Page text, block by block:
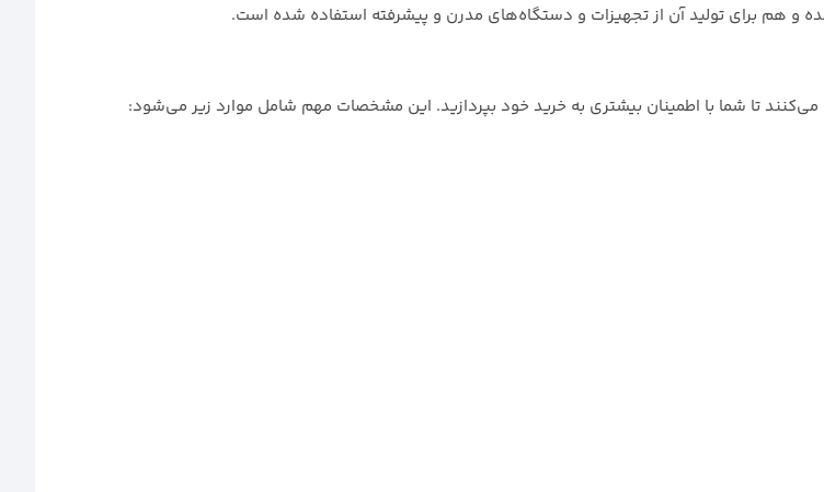
هم برای تولید آن از تجهیزات و دستگاه‌های مدرن و پیشرفته استفاده شده است.
تا شما با اطمینان بیشتری به خرید خود بپردازید. این مشخصات مهم شامل موارد زیر می‌شود: